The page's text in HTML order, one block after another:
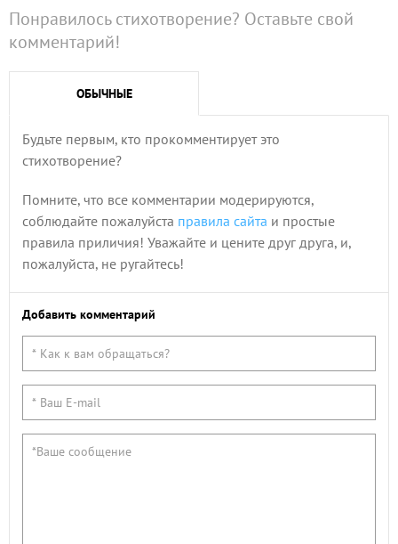
Понравилось стихотворение? Оставьте свой
комментарий!
ОБЫЧНЫЕ
Будьте первым, кто прокомментирует это
стихотворение?
Помните, что все комментарии модерируются,
соблюдайте пожалуйста правила сайта и простые
правила приличия! Уважайте и цените друг друга, и,
пожалуйста, не ругайтесь!
Добавить комментарий